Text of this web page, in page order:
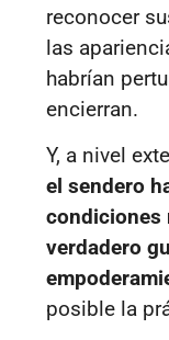
reconocer
las
habrían
encierran.
Y, a nivel
el sendero
condiciones
verdadero
posible la